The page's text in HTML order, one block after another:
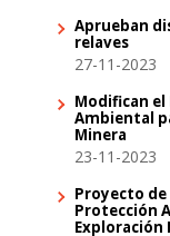
Aprueban
relaves
27-11-2023
Modifican
Ambiental
Minera
23-11-2023
Proyecto
Protección
Exploración